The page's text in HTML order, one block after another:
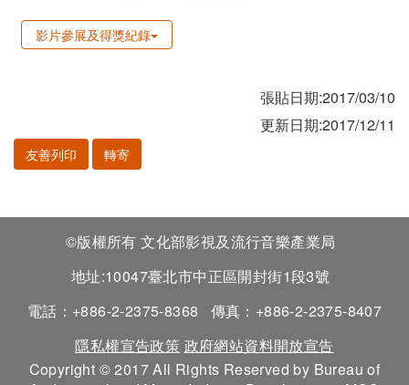
影片參展及得獎紀錄
張貼日期:2017/03/10
更新日期:2017/12/11
友善列印 轉寄
©版權所有 文化部影視及流行音樂產業局
地址:10047臺北市中正區開封街1段3號
電話：+886-2-2375-8368
傳真：+886-2-2375-8407
隱私權宣告政策 政府網站資料開放宣告
Copyright © 2017 All Rights Reserved by Bureau of